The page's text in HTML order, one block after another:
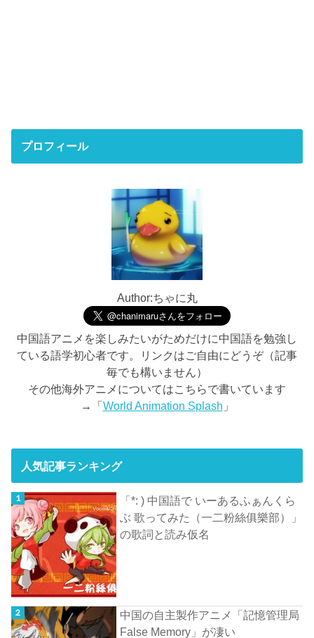
プロフィール
Author:ちゃに丸
中国語アニメを楽しみたいがためだけに中国語を勉強し
ている語学初心者です。リンクはご自由にどうぞ（記事
毎でも構いません）
その他海外アニメについてはこちらで書いています
→「World Animation Splash 」
人気記事ランキング
「*: ) 中国語で いーあるふぁんくら
ぶ 歌ってみた（一二粉絲俱樂部）」
の歌詞と読み仮名
中国の自主製作アニメ「記憶管理局
False Memory」が凄い